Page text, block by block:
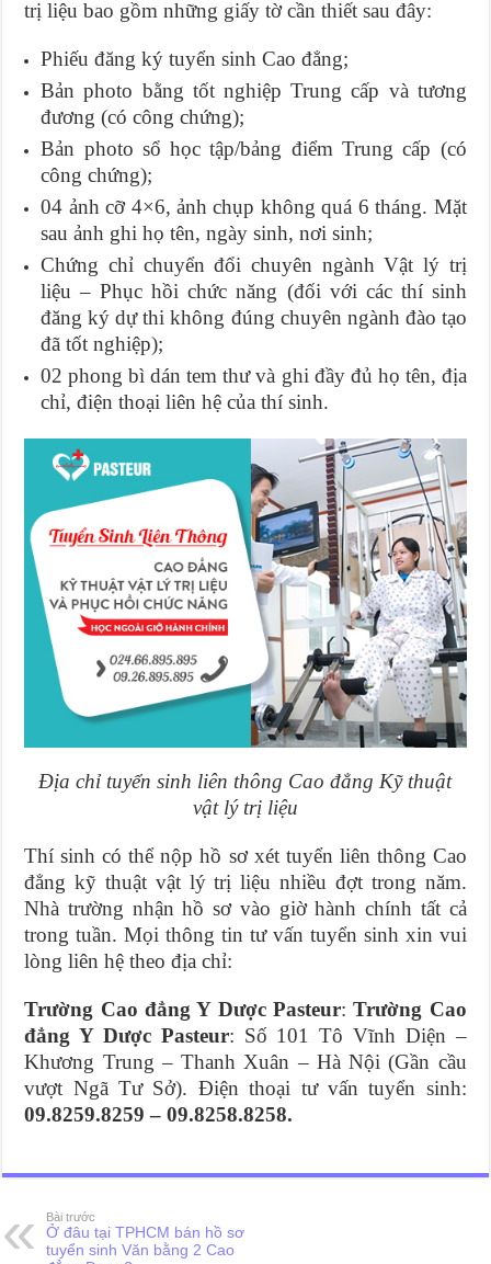
trị liệu bao gồm những giấy tờ cần thiết sau đây:
Phiếu đăng ký tuyển sinh Cao đẳng;
Bản photo bằng tốt nghiệp Trung cấp và tương
đương (có công chứng);
Bản photo sổ học tập/bảng điểm Trung cấp (có
công chứng);
04 ảnh cỡ 4×6, ảnh chụp không quá 6 tháng. Mặt
sau ảnh ghi họ tên, ngày sinh, nơi sinh;
Chứng chỉ chuyển đổi chuyên ngành Vật lý trị
liệu – Phục hồi chức năng (đối với các thí sinh
đăng ký dự thi không đúng chuyên ngành đào tạo
đã tốt nghiệp);
02 phong bì dán tem thư và ghi đầy đủ họ tên, địa
chỉ, điện thoại liên hệ của thí sinh.
Địa chỉ tuyển sinh liên thông Cao đẳng Kỹ thuật
vật lý trị liệu
Thí sinh có thể nộp hồ sơ xét tuyển liên thông Cao
đẳng kỹ thuật vật lý trị liệu nhiều đợt trong năm.
Nhà trường nhận hồ sơ vào giờ hành chính tất cả
trong tuần. Mọi thông tin tư vấn tuyển sinh xin vui
lòng liên hệ theo địa chỉ:
Trường Cao đẳng Y Dược Pasteur:Trường Cao
đẳng Y Dược Pasteur: Số 101 Tô Vĩnh Diện –
Khương Trung – Thanh Xuân – Hà Nội (Gần cầu
vượt Ngã Tư Sở). Điện thoại tư vấn tuyển sinh:
09.8259.8259 – 09.8258.8258.
Bài trước
Ở đâu tại TPHCM bán hồ sơ
tuyển sinh Văn bằng 2 Cao